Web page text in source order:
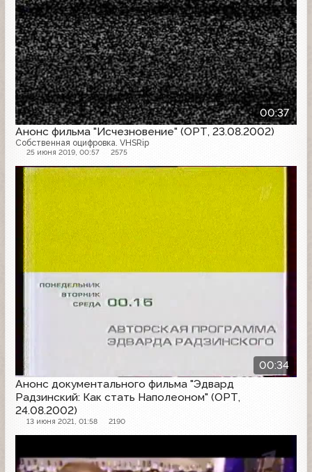
00:37
Анонс фильма "Исчезновение" (ОРТ, 23.08.2002)
Собственная оцифровка. VHSRip
25 июня 2019, 00:57 2575
00:34
Анонс документального фильма "Эдвард
Радзинский: Как стать Наполеоном" (ОРТ,
24.08.2002)
13 июня 2021, 01:58 2190
Анонс